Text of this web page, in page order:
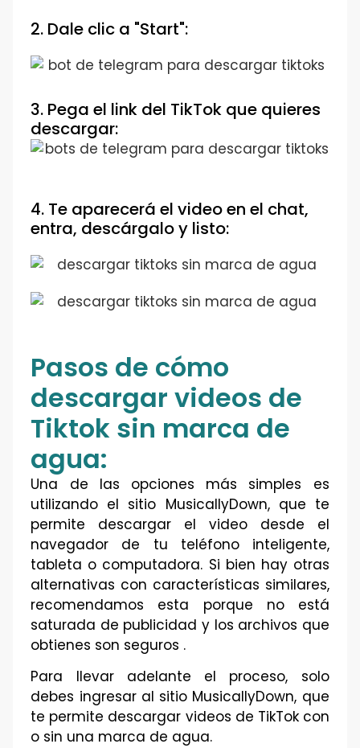
2. Dale clic a "Start":
3. Pega el link del TikTok que quieres
descargar:
4. Te aparecerá el video en el chat,
entra, descárgalo y listo:
Pasos de cómo
descargar videos de
Tiktok sin marca de
agua:
Una de las opciones más simples es
utilizando el sitio MusicallyDown, que te
permite descargar el video desde el
navegador de tu teléfono inteligente,
tableta o computadora. Si bien hay otras
alternativas con características similares,
recomendamos esta porque no está
saturada de publicidad y los archivos que
obtienes son seguros .
Para llevar adelante el proceso, solo
debes ingresar al sitio MusicallyDown, que
te permite descargar videos de TikTok con
o sin una marca de agua.